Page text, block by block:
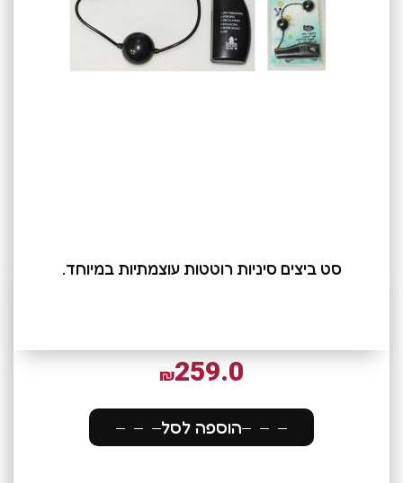
סט ביצים סיניות רוטטות עוצמתיות במיוחד.
₪259.0
הוספה לסל